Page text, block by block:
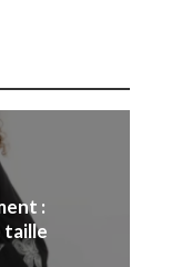
:
taille